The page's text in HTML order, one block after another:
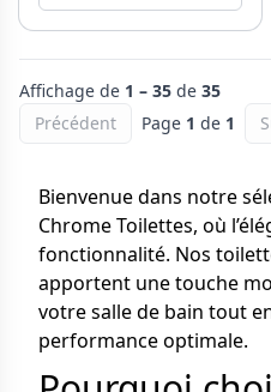
Affichage de 1 – 35 de 35
Précédent
Page 1 de 1
Bienvenue dans notre
Chrome Toilettes, où
fonctionnalité. Nos
apportent une touche
votre salle de bain tout
performance optimale.